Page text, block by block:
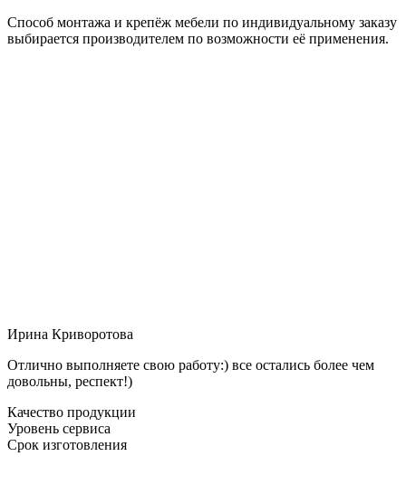
Способ монтажа и крепёж мебели по индивидуальному заказу
выбирается производителем по возможности её применения.
Ирина Криворотова
Отлично выполняете свою работу:) все остались более чем
довольны, респект!)
Качество продукции
Уровень сервиса
Срок изготовления